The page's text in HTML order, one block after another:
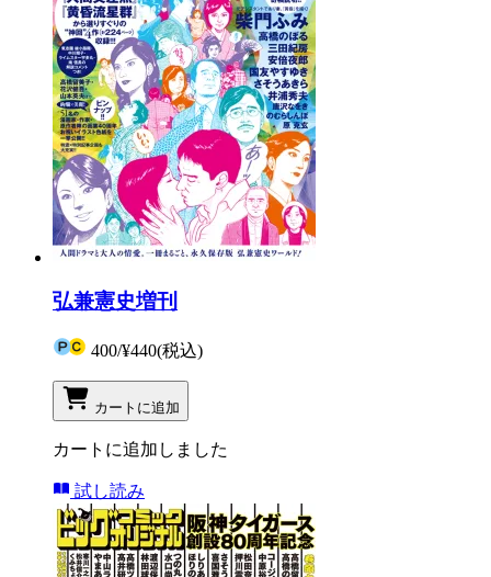
弘兼憲史増刊
400/¥440(税込)
カートに追加
カートに追加しました
試し読み